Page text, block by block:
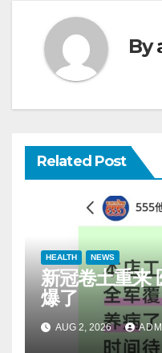
By
Related Post
HEALTH NEWS
新冠卷土重来
爆了
AUG 2, 2026